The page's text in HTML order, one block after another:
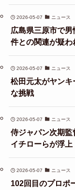
2026-05-07 ニュース
広島県三原市で
件との関連が疑わ
2026-05-07 ニュース
松田元太がヤン
な挑戦
2026-05-07 ニュース
侍ジャパン次期
イチローらが浮上
2026-05-07 ニュース
102回目のプロポ